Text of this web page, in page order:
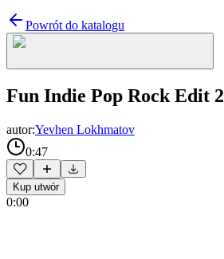
Powrót do katalogu
Fun Indie Pop Rock Edit 2
autor:Yevhen Lokhmatov
0:47
Kup utwór
0:00